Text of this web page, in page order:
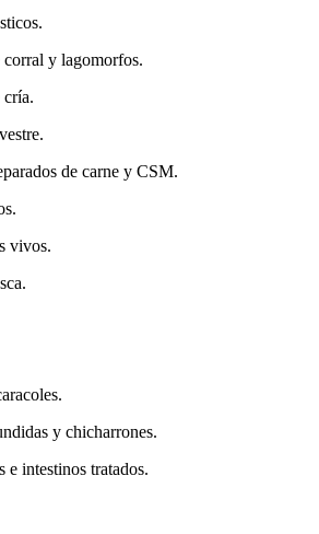
corral y lagomorfos.
cría.
de carne y CSM.
vivos.
y chicharrones.
e intestinos tratados.